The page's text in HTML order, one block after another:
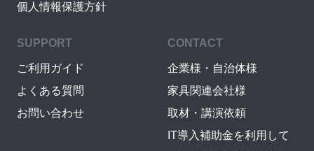
個人情報保護方針
SUPPORT
ご利用ガイド
よくある質問
お問い合わせ
CONTACT
企業様・自治体様
家具関連会社様
取材・講演依頼
IT導入補助金を利用して